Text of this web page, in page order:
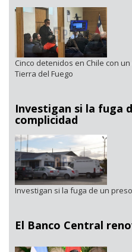
Cinco detenidos en Chile con
Tierra del Fuego
Investigan si la fuga
complicidad
Investigan si la fuga de un
El Banco Central